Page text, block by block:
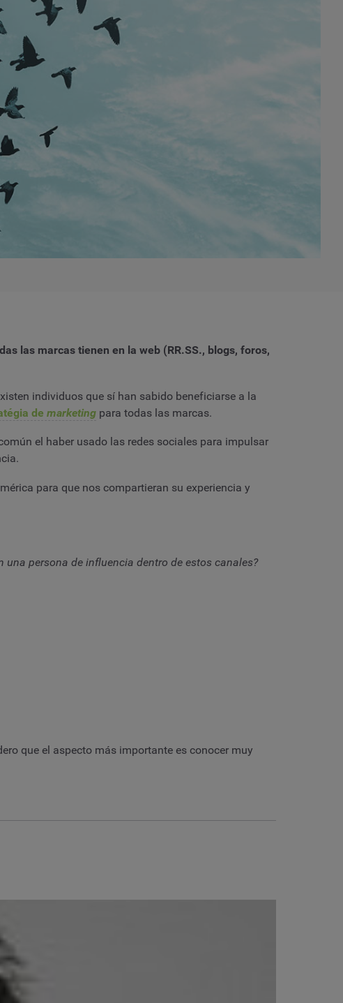
las marcas tienen en la web (RR.SS., blogs, foros,
individuos que sí han sabido beneficiarse a la
de marketing para todas las marcas.
el haber usado las redes sociales para impulsar
para que nos compartieran su experiencia y
persona de influencia dentro de estos canales?
que el aspecto más importante es conocer muy